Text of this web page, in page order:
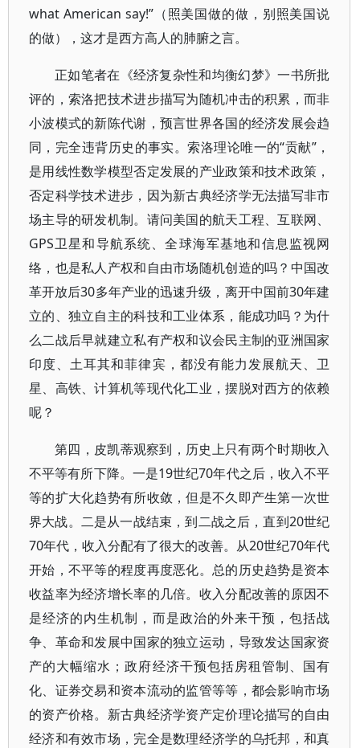
what American say!”（照美国做的做，别照美国说
的做），这才是西方高人的肺腑之言。
正如笔者在《经济复杂性和均衡幻梦》一书所批
评的，索洛把技术进步描写为随机冲击的积累，而非
小波模式的新陈代谢，预言世界各国的经济发展会趋
同，完全违背历史的事实。索洛理论唯一的“贡献”，
是用线性数学模型否定发展的产业政策和技术政策，
否定科学技术进步，因为新古典经济学无法描写非市
场主导的研发机制。请问美国的航天工程、互联网、
GPS卫星和导航系统、全球海军基地和信息监视网
络，也是私人产权和自由市场随机创造的吗？中国改
革开放后30多年产业的迅速升级，离开中国前30年建
立的、独立自主的科技和工业体系，能成功吗？为什
么二战后早就建立私有产权和议会民主制的亚洲国家
印度、土耳其和菲律宾，都没有能力发展航天、卫
星、高铁、计算机等现代化工业，摆脱对西方的依赖
呢？
第四，皮凯蒂观察到，历史上只有两个时期收入
不平等有所下降。一是19世纪70年代之后，收入不平
等的扩大化趋势有所收敛，但是不久即产生第一次世
界大战。二是从一战结束，到二战之后，直到20世纪
70年代，收入分配有了很大的改善。从20世纪70年代
开始，不平等的程度再度恶化。总的历史趋势是资本
收益率为经济增长率的几倍。收入分配改善的原因不
是经济的内生机制，而是政治的外来干预，包括战
争、革命和发展中国家的独立运动，导致发达国家资
产的大幅缩水；政府经济干预包括房租管制、国有
化、证券交易和资本流动的监管等等，都会影响市场
的资产价格。新古典经济学资产定价理论描写的自由
经济和有效市场，完全是数理经济学的乌托邦，和真